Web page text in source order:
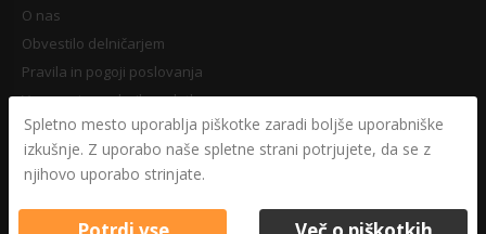
O nas
Obvestilo delničarjem
Pravila in pogoji poslovanja
Varovanje osebnih podatkov
Druga določila
Pravilnik o zasebnosti
Pravno obvestilo
Spletno mesto uporablja piškotke zaradi boljše uporabniške
izkušnje. Z uporabo naše spletne strani potrjujete, da se z
njihovo uporabo strinjate.